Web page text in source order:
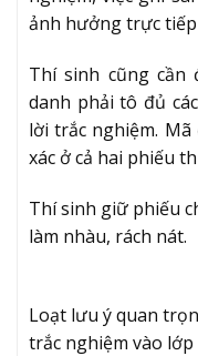
ảnh hưởng trực
Thí sinh cũng cần
danh phải tô đủ
lời trắc nghiệm.
xác ở cả hai phiếu
Thí sinh giữ phiếu
làm nhàu, rách nát.
Loạt lưu ý quan
trắc nghiệm vào lớp